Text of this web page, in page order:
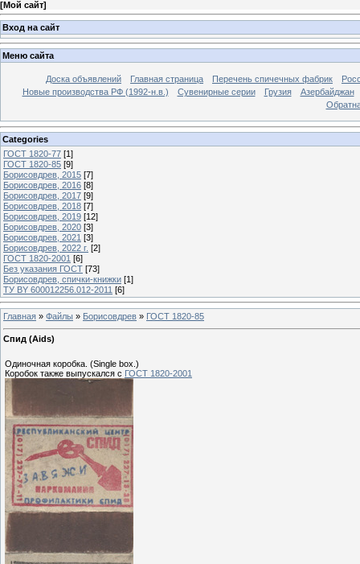
[Мой сайт]
Вход на сайт
Меню сайта
Доска объявлений Главная страница Перечень спичечных фабрик
Новые производства РФ (1992-н.в.)
Сувенирные серии Грузия
Азербайджан
Categories
ГОСТ 1820-77 [1]
ГОСТ 1820-85 [9]
Борисовдрев, 2015 [7]
Борисовдрев, 2016 [8]
Борисовдрев, 2017 [9]
Борисовдрев, 2018 [7]
Борисовдрев, 2019 [12]
Борисовдрев, 2020 [3]
Борисовдрев, 2021 [3]
Борисовдрев, 2022 г. [2]
ГОСТ 1820-2001 [6]
Без указания ГОСТ [73]
Борисовдрев, спички-книжки [1]
ТУ BY 600012256.012-2011 [6]
Главная » Файлы » Борисовдрев » ГОСТ 1820-85
Спид (Aids)
Одиночная коробка. (Single box.)
Коробок также выпускался с ГОСТ 1820-2001